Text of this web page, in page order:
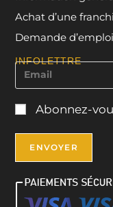
Achat d’une
Demande
INFOLETTRE
Abonnez-